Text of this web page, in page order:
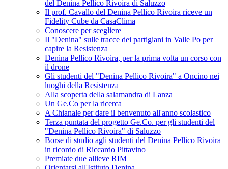
del Denina Pellico Rivoira di Saluzzo
Il prof. Cavallo del Denina Pellico Rivoira riceve un
Fidelity Cube da CasaClima
Conoscere per scegliere
Il "Denina" sulle tracce dei partigiani in Valle Po per
capire la Resistenza
Denina Pellico Rivoira, per la prima volta un corso con
il drone
Gli studenti del "Denina Pellico Rivoira" a Oncino nei
luoghi della Resistenza
Alla scoperta della salamandra di Lanza
Un Ge.Co per la ricerca
A Chianale per dare il benvenuto all'anno scolastico
Terza puntata del progetto Ge.Co. per gli studenti del
"Denina Pellico Rivoira" di Saluzzo
Borse di studio agli studenti del Denina Pellico Rivoira
in ricordo di Riccardo Pittavino
Premiate due allieve RIM